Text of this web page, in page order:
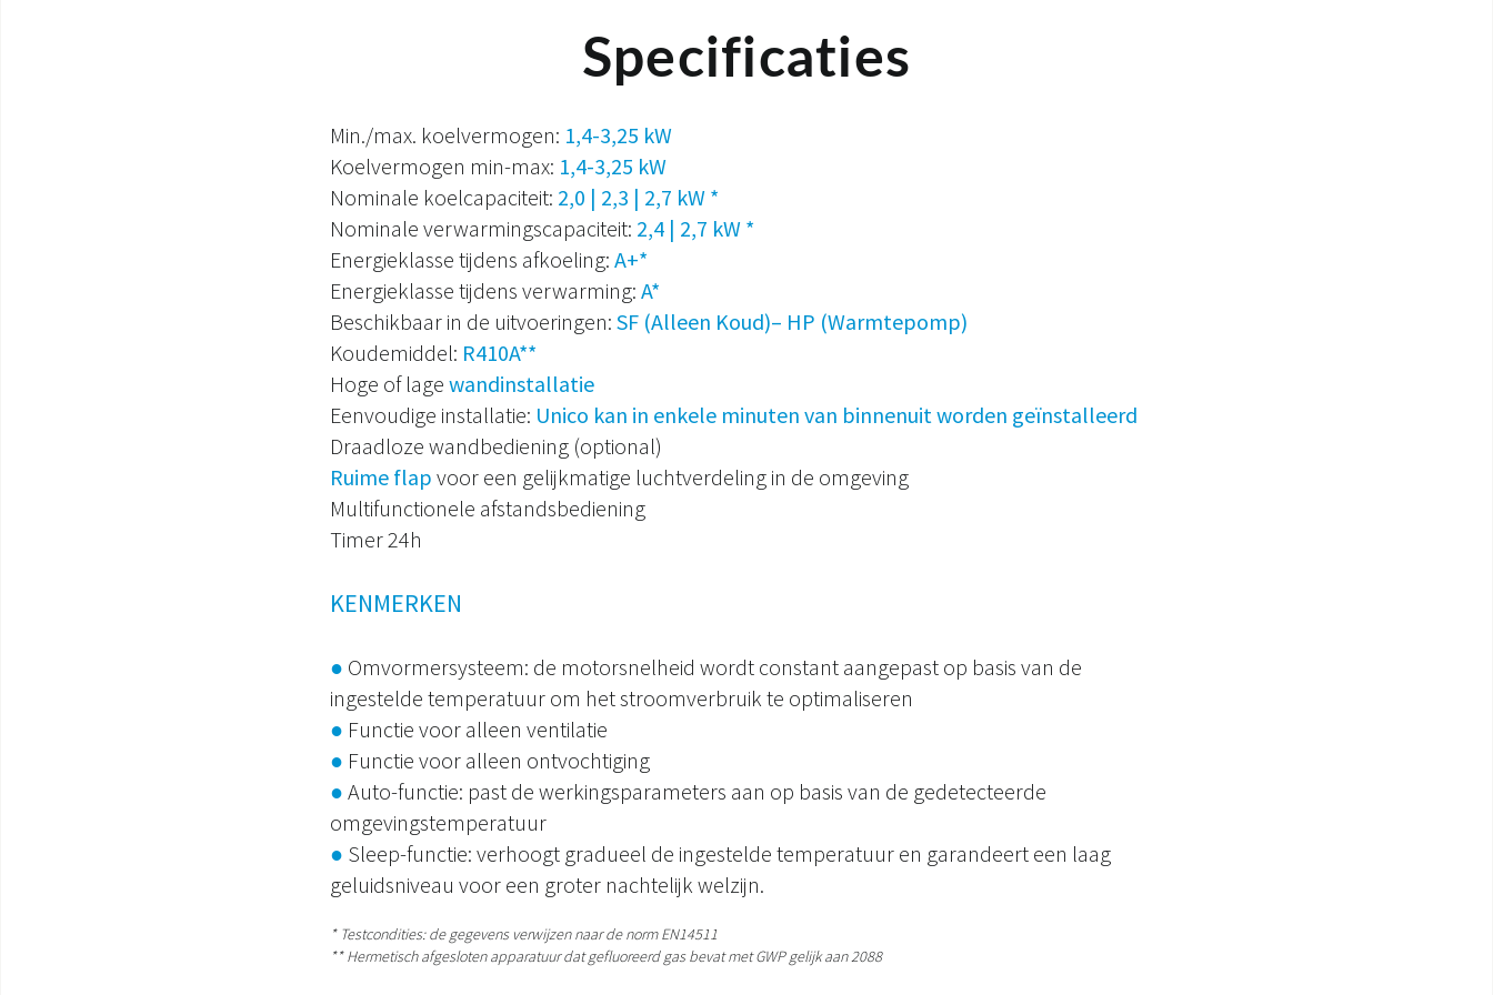
Specificaties
Min./max. koelvermogen: 1,4-3,25 kW
Koelvermogen min-max: 1,4-3,25 kW
Nominale koelcapaciteit: 2,0 | 2,3 | 2,7 kW *
Nominale verwarmingscapaciteit: 2,4 | 2,7 kW *
Energieklasse tijdens afkoeling: A+*
Energieklasse tijdens verwarming: A*
Beschikbaar in de uitvoeringen: SF (Alleen Koud)– HP (Warmtepomp)
Koudemiddel: R410A**
Hoge of lage wandinstallatie
Eenvoudige installatie: Unico kan in enkele minuten van binnenuit worden geïnstalleerd
Draadloze wandbediening (optional)
Ruime flap voor een gelijkmatige luchtverdeling in de omgeving
Multifunctionele afstandsbediening
Timer 24h
KENMERKEN
● Omvormersysteem: de motorsnelheid wordt constant aangepast op basis van de
ingestelde temperatuur om het stroomverbruik te optimaliseren
● Functie voor alleen ventilatie
● Functie voor alleen ontvochtiging
● Auto-functie: past de werkingsparameters aan op basis van de gedetecteerde
omgevingstemperatuur
● Sleep-functie: verhoogt gradueel de ingestelde temperatuur en garandeert een laag
geluidsniveau voor een groter nachtelijk welzijn.
* Testcondities: de gegevens verwijzen naar de norm EN14511
** Hermetisch afgesloten apparatuur dat gefluoreerd gas bevat met GWP gelijk aan 2088